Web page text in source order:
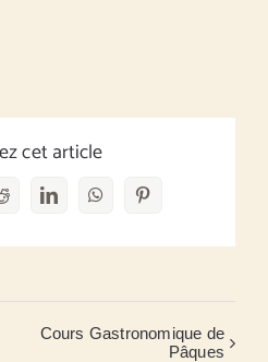
cet article
RedditLinkedInWhatsAppPinterest
Cours Gastronomique de
Pâques